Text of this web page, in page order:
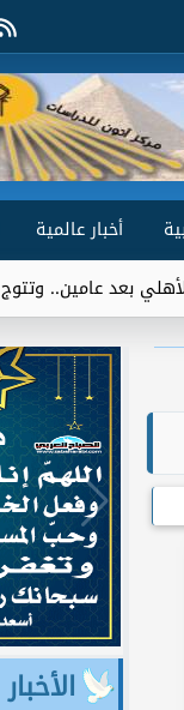
أخبار عالمية
وتتوج بكأس مصر
الأخبار